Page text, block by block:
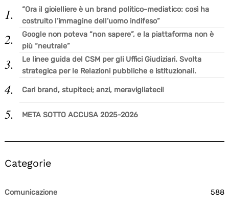
“Ora il gioielliere è un brand politico-mediatico: così ha
costruito l’immagine dell’uomo indifeso”
Google non poteva “non sapere”, e la piattaforma non è
più “neutrale”
Le linee guida del CSM per gli Uffici Giudiziari. Svolta
strategica per le Relazioni pubbliche e istituzionali.
Cari brand, stupiteci; anzi, meravigliateci!
META SOTTO ACCUSA 2025-2026
Categorie
Comunicazione 588